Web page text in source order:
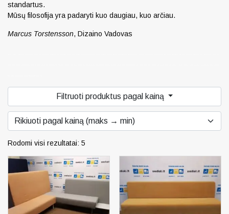
standartus.
Mūsų filosofija yra padaryti kuo daugiau, kuo arčiau.
Marcus Torstensson, Dizaino Vadovas
Filtruoti produktus pagal kainą
Rodomi visi rezultatai: 5